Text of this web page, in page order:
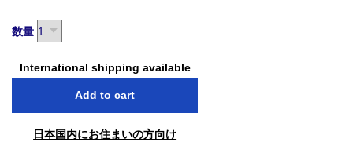
数量
International shipping available
Add to cart
日本国内にお住まいの方向け